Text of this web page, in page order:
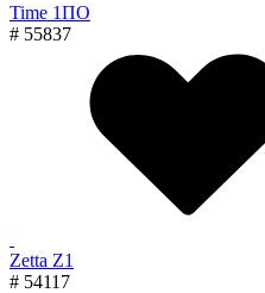
Time 1ПО
# 55837
Zetta Z1
# 54117